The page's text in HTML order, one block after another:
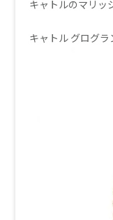
キャトルのマリッ
キャトル グログ